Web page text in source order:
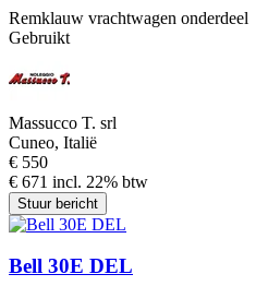
Remklauw vrachtwagen onderdeel
Gebruikt
Massucco T. srl
Cuneo, Italië
€ 550
€ 671 incl. 22% btw
Stuur bericht
Bell 30E DEL